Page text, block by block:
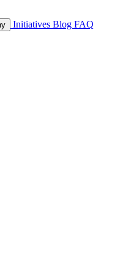
Initiatives Blog FAQ